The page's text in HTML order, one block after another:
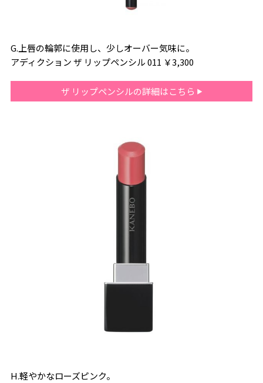
G.上唇の輪郭に使用し、少しオーバー気味に。
アディクション ザ リップペンシル 011 ￥3,300
ザ リップペンシルの詳細はこちら
H.軽やかなローズピンク。